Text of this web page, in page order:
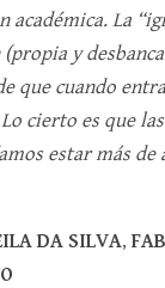
académica. La
y
que cuando
cierto es que
estar más de
DA SILVA,